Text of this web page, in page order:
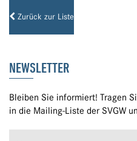
Zurück zur Liste
NEWSLETTER
Bleiben Sie informiert! Tragen
in die Mailing-Liste der SVGW